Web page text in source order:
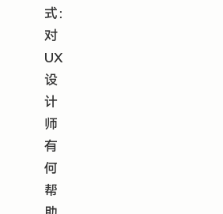
式：
对
UX
设
计
师
有
何
帮